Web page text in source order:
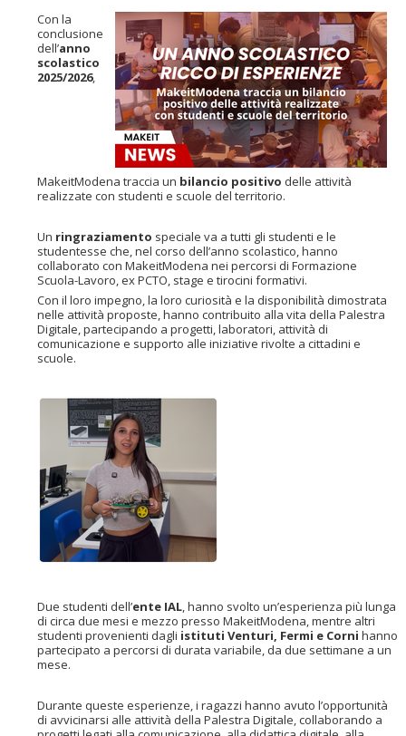
Con la
conclusione
dell’anno
scolastico
2025/2026,
MakeitModena traccia un bilancio positivo delle attività
realizzate con studenti e scuole del territorio.
Un ringraziamento speciale va a tutti gli studenti e le
studentesse che, nel corso dell’anno scolastico, hanno
collaborato con MakeitModena nei percorsi di Formazione
Scuola-Lavoro, ex PCTO, stage e tirocini formativi.
Con il loro impegno, la loro curiosità e la disponibilità dimostrata
nelle attività proposte, hanno contribuito alla vita della Palestra
Digitale, partecipando a progetti, laboratori, attività di
comunicazione e supporto alle iniziative rivolte a cittadini e
scuole.
Due studenti dell’ente IAL, hanno svolto un’esperienza più lunga
di circa due mesi e mezzo presso MakeitModena, mentre altri
studenti provenienti dagli istituti Venturi, Fermi e Corni hanno
partecipato a percorsi di durata variabile, da due settimane a un
mese.
Durante queste esperienze, i ragazzi hanno avuto l’opportunità
di avvicinarsi alle attività della Palestra Digitale, collaborando a